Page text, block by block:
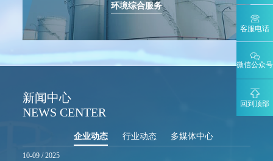
客服电话
微信公众号
回到顶部
环境综合服务
新闻中心
NEWS CENTER
企业动态 行业动态 多媒体中心
10-09 / 2025